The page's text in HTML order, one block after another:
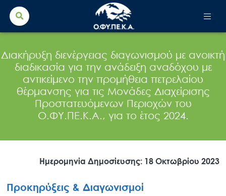
Search
for:
Διακήρυξη διενέργειας διαγωνισμού με ανοικτή
διαδικασία για την ανάδειξη αναδόχου με
αντικείμενο την προμήθεια πετρελαίου
θέρμανσης για τις Μονάδες Διαχείρισης
Προστατευόμενων Περιοχών του
Ο.ΦΥ.ΠΕ.Κ.Α., για το έτος 2024.
Ημερομηνία Δημοσίευσης: 18 Οκτωβρίου 2023
Προκηρύξεις & Διαγωνισμοί